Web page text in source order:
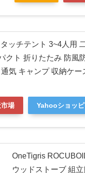
ッチテント 3~4人用
クト 折りたたみ 防風
気 キャンプ 収納ケー
場 Yahooショッ
OneTigris
ウッドストーブ 組